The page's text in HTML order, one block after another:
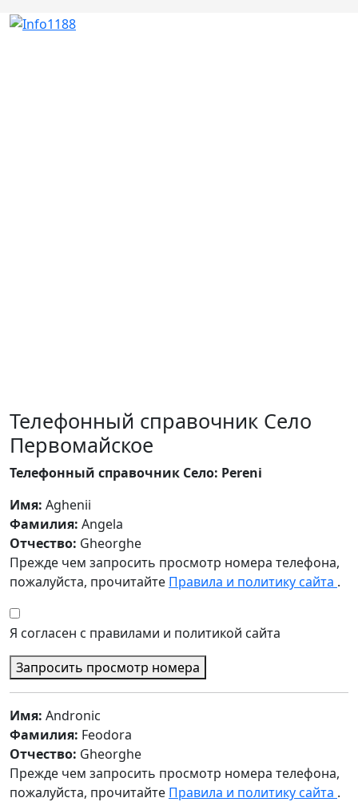
Телефонный справочник Село
Первомайское
Телефонный справочник Село: Pereni
Имя: Aghenii
Фамилия: Angela
Отчество: Gheorghe
Прежде чем запросить просмотр номера телефона,
пожалуйста, прочитайте Правила и политику сайта .
Я согласен с правилами и политикой сайта
Запросить просмотр номера
Имя: Andronic
Фамилия: Feodora
Отчество: Gheorghe
Прежде чем запросить просмотр номера телефона,
пожалуйста, прочитайте Правила и политику сайта .